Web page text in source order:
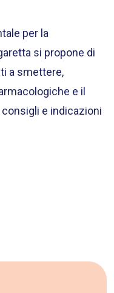
per la
si propone di
a smettere,
e il
e indicazioni